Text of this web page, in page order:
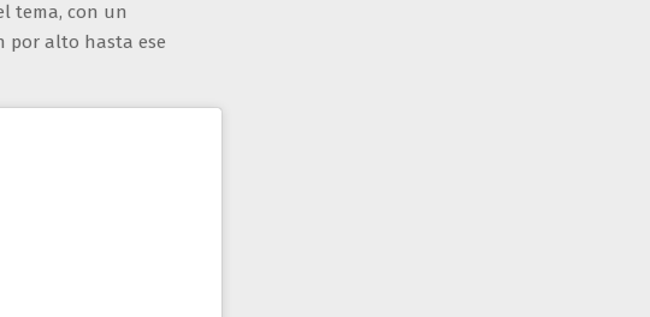
tema, con un
por alto hasta ese